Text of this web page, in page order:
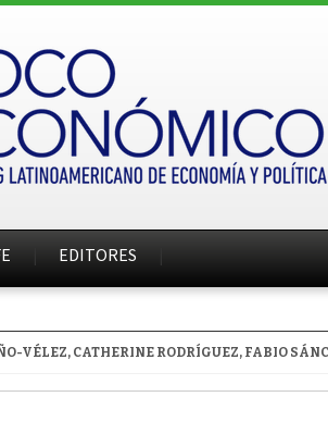
EDITORES
VÉLEZ, CATHERINE RODRÍGUEZ, FABIO